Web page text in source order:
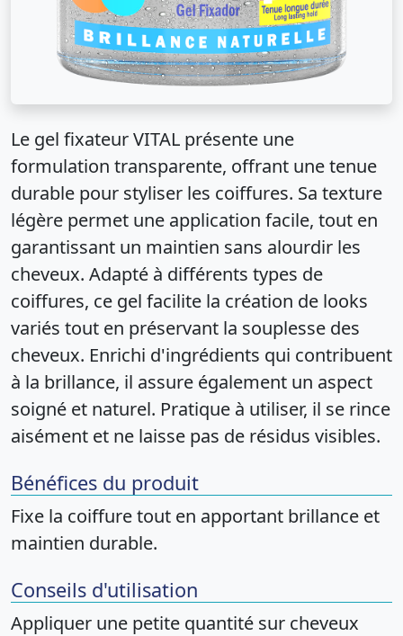
Le gel fixateur VITAL présente une
formulation transparente, offrant une tenue
durable pour styliser les coiffures. Sa texture
légère permet une application facile, tout en
garantissant un maintien sans alourdir les
cheveux. Adapté à différents types de
coiffures, ce gel facilite la création de looks
variés tout en préservant la souplesse des
cheveux. Enrichi d'ingrédients qui contribuent
à la brillance, il assure également un aspect
soigné et naturel. Pratique à utiliser, il se rince
aisément et ne laisse pas de résidus visibles.
Bénéfices du produit
Fixe la coiffure tout en apportant brillance et
maintien durable.
Conseils d'utilisation
Appliquer une petite quantité sur cheveux